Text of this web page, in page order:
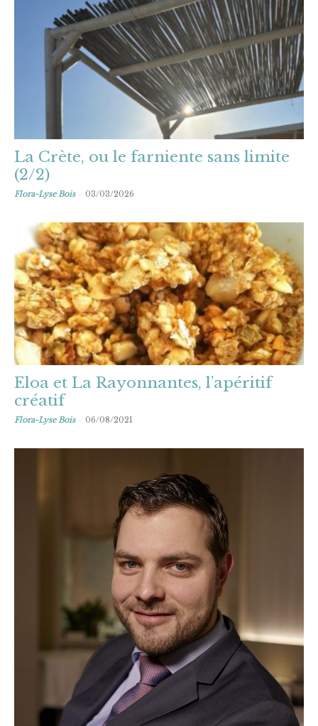
La Crète, ou le farniente sans limite
(2/2)
Flora-Lyse Bois - 03/03/2026
Eloa et La Rayonnantes, l’apéritif
créatif
Flora-Lyse Bois - 06/08/2021